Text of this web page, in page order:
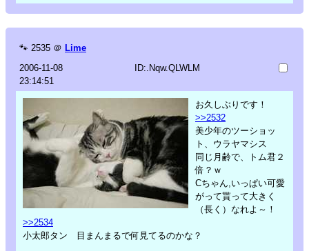
🐾 2535 ＠ Lime
2006-11-08
23:14:51
ID:.Nqw.QLWLM
お久しぶりです！
>>2532
美少年のツーショッ
ト、ウラヤマシス
同じ月齢で、トム君２
倍？ｗ
Cちゃん,いっぱい可愛
がって貰って大きく
（長く）なれよ～！
>>2534
小太郎タン 目まんまるで何見てるのかな？